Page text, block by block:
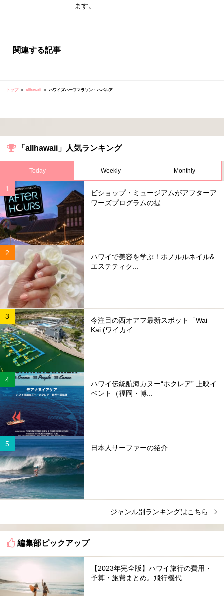
ます。
関連する記事
トップ allhawaii ハワイズハーフマラソン・ハパルア
「allhawaii」人気ランキング
Today Weekly Monthly
ビショップ・ミュージアムがアフターア
ワーズプログラムの提...
ハワイで美容を学ぶ！ホノルルネイル&
エステティク...
今注目の西オアフ最新スポット「Wai
Kai (ワイカイ...
ハワイ伝統航海カヌー“ホクレア” 上映イ
ベント（福岡・博...
日本人サーファーの紹介...
ジャンル別ランキングはこちら
編集部ピックアップ
【2023年完全版】ハワイ旅行の費用・
予算・旅費まとめ。飛行機代...